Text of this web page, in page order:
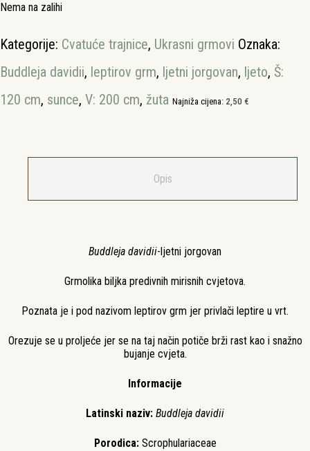
Nema na zalihi
Kategorije: Cvatuće trajnice, Ukrasni grmovi Oznaka:
Buddleja davidii, leptirov grm, ljetni jorgovan, ljeto, Š:
120 cm, sunce, V: 200 cm, žuta Najniža cijena: 2,50 €
Opis
Buddleja davidii-ljetni jorgovan
Grmolika biljka predivnih mirisnih cvjetova.
Poznata je i pod nazivom leptirov grm jer privlači leptire u vrt.
Orezuje se u proljeće jer se na taj način potiče brži rast kao i snažno
bujanje cvjeta.
Informacije
Latinski naziv: Buddleja davidii
Porodica: Scrophulariaceae